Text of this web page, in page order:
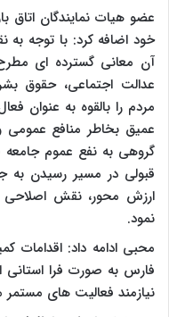
عضو هیات نمایندگان اتاق
خود اضافه کرد: با توجه
آن معانی گسترده ای
عدالت اجتماعی، حقوق
مردم را بالقوه به عنوان
عمیق بخاطر منافع
گروهی به نفع عموم جامعه
قبولی در مسیر رسیدن به
ارزش محور، نقش اصلاحی
نمود.
محبی ادامه داد: اقدامات
فارس به صورت فرا استانی
نیازمند فعالیت های